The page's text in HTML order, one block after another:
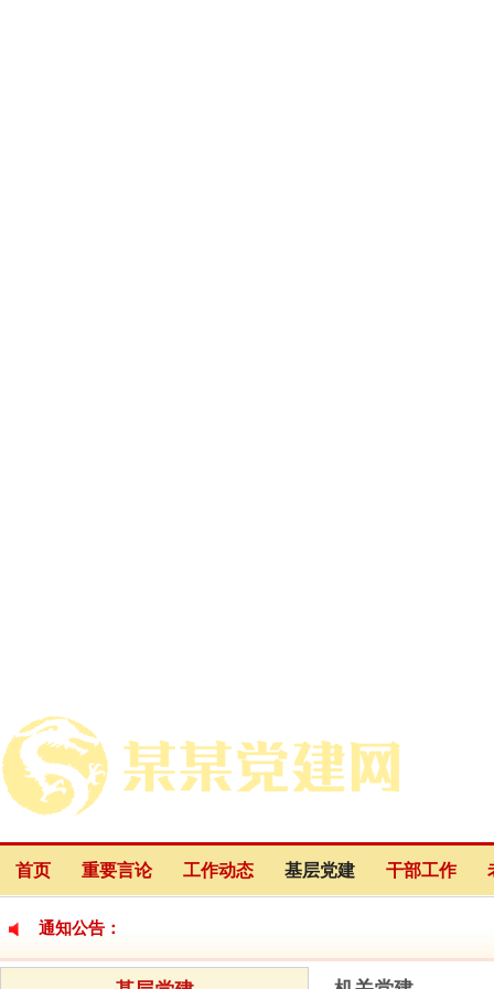
首页 重要言论 工作动态 基层党建 干部工作
通知公告：